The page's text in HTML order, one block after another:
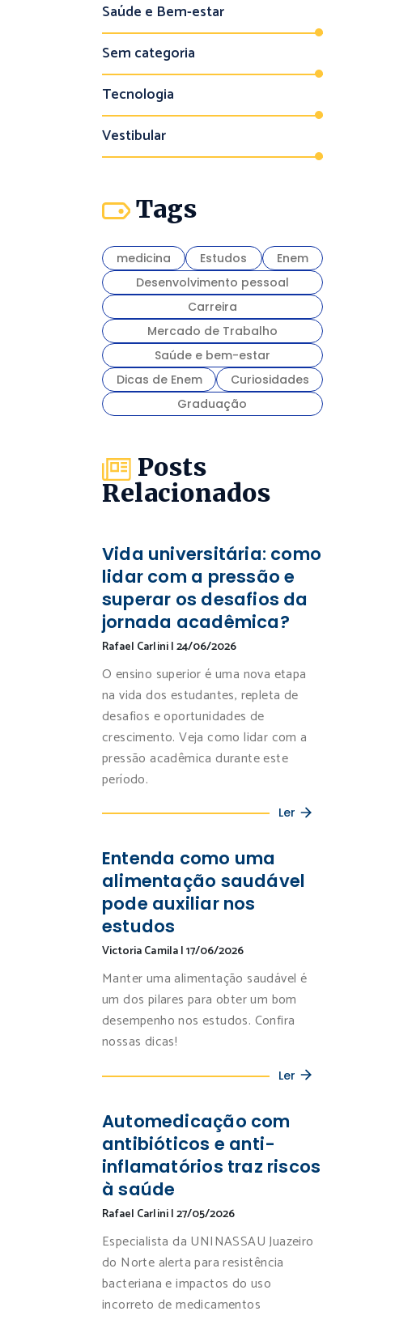
Saúde e Bem-estar
Sem categoria
Tecnologia
Vestibular
Tags
medicina Estudos
Enem
Desenvolvimento pessoal
Carreira
Mercado de Trabalho
Saúde e bem-estar
Dicas de Enem
Curiosidades
Graduação
Posts
Relacionados
Vida universitária: como
lidar com a pressão e
superar os desafios da
jornada acadêmica?
Rafael Carlini|24/06/2026
O ensino superior é uma nova etapa
na vida dos estudantes, repleta de
desafios e oportunidades de
crescimento. Veja como lidar com a
pressão acadêmica durante este
período.
Ler
Entenda como uma
alimentação saudável
pode auxiliar nos
estudos
Victoria Camila|17/06/2026
Manter uma alimentação saudável é
um dos pilares para obter um bom
desempenho nos estudos. Confira
nossas dicas!
Ler
Automedicação com
antibióticos e anti-
inflamatórios traz riscos
à saúde
Rafael Carlini|27/05/2026
Especialista da UNINASSAU Juazeiro
do Norte alerta para resistência
bacteriana e impactos do uso
incorreto de medicamentos